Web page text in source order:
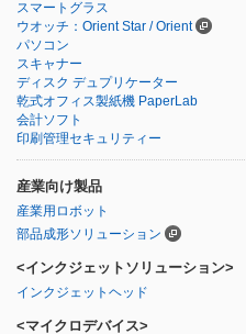
スマートグラス
ウオッチ：Orient Star / Orient
パソコン
スキャナー
ディスク デュプリケーター
乾式オフィス製紙機 PaperLab
会計ソフト
印刷管理セキュリティー
産業向け製品
産業用ロボット
部品成形ソリューション
<インクジェットソリューション>
インクジェットヘッド
<マイクロデバイス>